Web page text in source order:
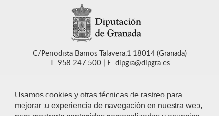
Usamos cookies y otras técnicas de rastreo para
mejorar tu experiencia de navegación en nuestra web,
C/Periodista Barrios Talavera,1 18014 (Granada)
T. 958 247 500
E. dipgra@dipgra.es